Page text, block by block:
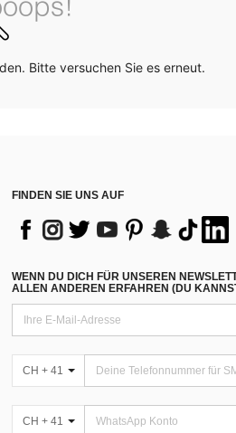
Bitte versuchen Sie es erneut.
FINDEN SIE UNS AUF
WENN DU DICH FÜR UNSEREN
ALLEN ANDEREN ERFAHREN (DU
CH + 41
CH + 41